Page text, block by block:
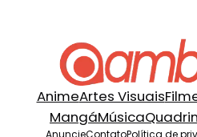
AnimeArtes Visuais
MangáMúsica